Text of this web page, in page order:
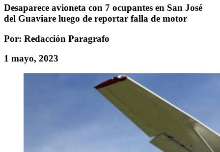
Desaparece avioneta con 7 ocupantes en San José
del Guaviare luego de reportar falla de motor
Por: Redacción Paragrafo
1 mayo, 2023